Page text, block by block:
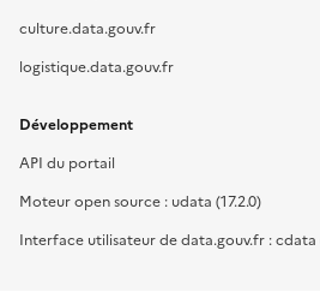
culture.data.gouv.fr
logistique.data.gouv.fr
Développement
API du portail
Moteur open source : udata (17.2.0)
Interface utilisateur de data.gouv.fr :